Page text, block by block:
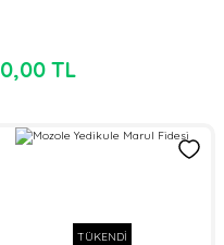
0,00 TL
TÜKENDİ